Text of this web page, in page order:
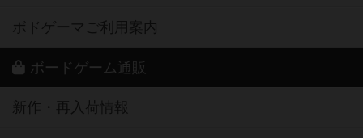
ボドゲーマご利用案内
ボードゲーム通販
新作・再入荷情報